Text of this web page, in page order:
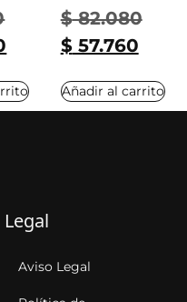
$82.080
$57.760
Añadir al carrito
Legal
Aviso Legal